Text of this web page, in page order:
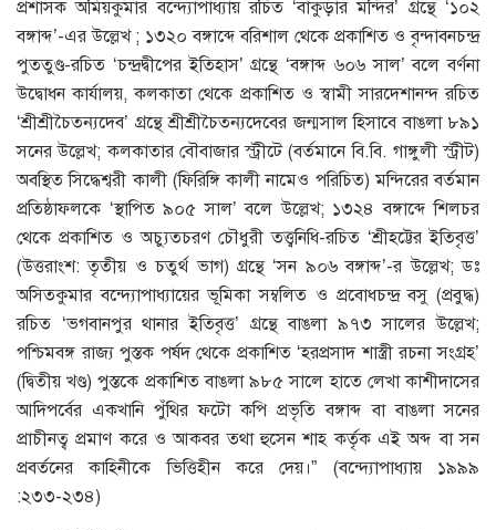
প্রশাসক অমিয়কুমার বন্দ্যোপাধ্যায় রচিত ‘বাঁকুড়ার মন্দির’ গ্রন্থে ‘১০২
বঙ্গাব্দ’-এর উল্লেখ ; ১৩২০ বঙ্গাব্দে বরিশাল থেকে প্রকাশিত ও বৃন্দাবনচন্দ্র
পুততুণ্ড-রচিত ‘চন্দ্রদ্বীপের ইতিহাস’ গ্রন্থে ‘বঙ্গাব্দ ৬০৬ সাল’ বলে বর্ণনা
উদ্বোধন কার্যালয়, কলকাতা থেকে প্রকাশিত ও স্বামী সারদেশানন্দ রচিত
‘শ্রীশ্রীচৈতন্যদেব’ গ্রন্থে শ্রীশ্রীচৈতন্যদেবের জন্মসাল হিসাবে বাঙলা ৮৯১
সনের উল্লেখ; কলকাতার বৌবাজার স্ট্রীটে (বর্তমানে বি.বি. গাঙ্গুলী স্ট্রীট)
অবস্থিত সিদ্ধেশ্বরী কালী (ফিরিঙ্গি কালী নামেও পরিচিত) মন্দিরের বর্তমান
প্রতিষ্ঠাফলকে ‘স্থাপিত ৯০৫ সাল’ বলে উল্লেখ; ১৩২৪ বঙ্গাব্দে শিলচর
থেকে প্রকাশিত ও অচ্যুতচরণ চৌধুরী তত্ত্বনিধি-রচিত ‘শ্রীহট্টের ইতিবৃত্ত’
(উত্তরাংশ: তৃতীয় ও চতুর্থ ভাগ) গ্রন্থে ‘সন ৯০৬ বঙ্গাব্দ’-র উল্লেখ; ডঃ
অসিতকুমার বন্দ্যোপাধ্যায়ের ভূমিকা সম্বলিত ও প্রবোধচন্দ্র বসু (প্রবুদ্ধ)
রচিত ‘ভগবানপুর থানার ইতিবৃত্ত’ গ্রন্থে বাঙলা ৯৭৩ সালের উল্লেখ;
পশ্চিমবঙ্গ রাজ্য পুস্তক পর্ষদ থেকে প্রকাশিত ‘হরপ্রসাদ শাস্ত্রী রচনা সংগ্রহ’
(দ্বিতীয় খণ্ড) পুস্তকে প্রকাশিত বাঙলা ৯৮৫ সালে হাতে লেখা কাশীদাসের
আদিপর্বের একখানি পুঁথির ফটো কপি প্রভৃতি বঙ্গাব্দ বা বাঙলা সনের
প্রাচীনত্ব প্রমাণ করে ও আকবর তথা হুসেন শাহ কর্তৃক এই অব্দ বা সন
প্রবর্তনের কাহিনীকে ভিত্তিহীন করে দেয়।” (বন্দ্যোপাধ্যায় ১৯৯৯
:২৩৩-২৩৪)